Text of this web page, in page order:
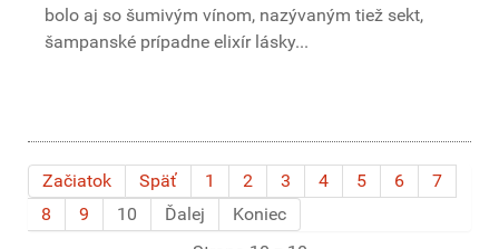
bolo aj so šumivým vínom, nazývaným tiež sekt,
šampanské prípadne elixír lásky...
Začiatok Späť 1 2 3 4 5 6
7
8
9 10 Ďalej
Koniec